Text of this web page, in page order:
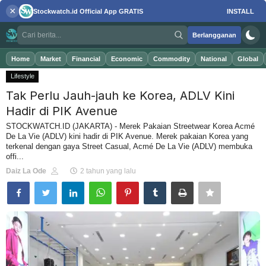
× Stockwatch.id Official App GRATIS INSTALL
Berlangganan
Home Market Financial Economic Commodity National Global
Masuk
Home
Market
Financial
Economic
Lifestyle
Tak Perlu Jauh-jauh ke Korea, ADLV Kini
Hadir di PIK Avenue
STOCKWATCH.ID (JAKARTA) - Merek Pakaian Streetwear Korea Acmé
De La Vie (ADLV) kini hadir di PIK Avenue. Merek pakaian Korea yang
terkenal dengan gaya Street Casual, Acmé De La Vie (ADLV) membuka
offi...
Daiz La Ode 2 tahun yang lalu